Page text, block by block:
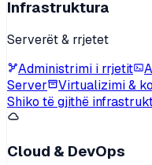
Infrastruktura
Serverët & rrjetet
Administrimi i rrjetit
Server
Virtualizimi &
Shiko të gjithë
Cloud & DevOps